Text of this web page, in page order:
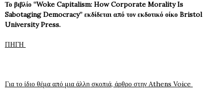
Το βιβλίο “Woke Capitalism: How Corporate Morality Is
Sabotaging Democracy” εκδίδεται από τον εκδοτικό οίκο Bristol
University Press.
ΠΗΓΗ
Για το ίδιο θέμα από μια άλλη σκοπιά, άρθρο στην Athens Voice